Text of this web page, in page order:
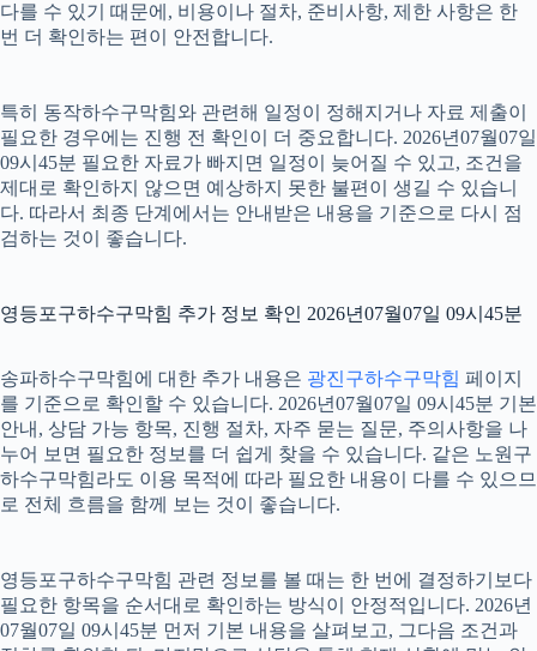
다를 수 있기 때문에, 비용이나 절차, 준비사항, 제한 사항은 한
번 더 확인하는 편이 안전합니다.
특히 동작하수구막힘와 관련해 일정이 정해지거나 자료 제출이
필요한 경우에는 진행 전 확인이 더 중요합니다. 2026년07월07일
09시45분 필요한 자료가 빠지면 일정이 늦어질 수 있고, 조건을
제대로 확인하지 않으면 예상하지 못한 불편이 생길 수 있습니
다. 따라서 최종 단계에서는 안내받은 내용을 기준으로 다시 점
검하는 것이 좋습니다.
영등포구하수구막힘 추가 정보 확인 2026년07월07일 09시45분
송파하수구막힘에 대한 추가 내용은 광진구하수구막힘 페이지
를 기준으로 확인할 수 있습니다. 2026년07월07일 09시45분 기본
안내, 상담 가능 항목, 진행 절차, 자주 묻는 질문, 주의사항을 나
누어 보면 필요한 정보를 더 쉽게 찾을 수 있습니다. 같은 노원구
하수구막힘라도 이용 목적에 따라 필요한 내용이 다를 수 있으므
로 전체 흐름을 함께 보는 것이 좋습니다.
영등포구하수구막힘 관련 정보를 볼 때는 한 번에 결정하기보다
필요한 항목을 순서대로 확인하는 방식이 안정적입니다. 2026년
07월07일 09시45분 먼저 기본 내용을 살펴보고, 그다음 조건과